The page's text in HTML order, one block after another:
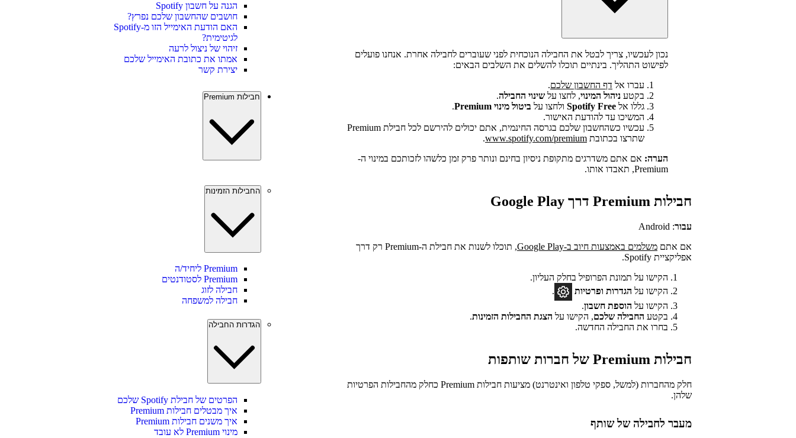
נכון לעכשיו, צריך לבטל את החבילה הנוכחית לפני שעוברים לחבילה אחרת. אנחנו פועלים
לפישוט התהליך. בינתיים תוכלו להשלים את השלבים הבאים:
עברו אל דף החשבון שלכם.
בקטע ניהול המינוי, לחצו על שינוי החבילה.
גללו אל Spotify Free ולחצו על ביטול מינוי Premium
.
המשיכו עד להודעת האישור.
עכשיו כשהחשבון שלכם בגרסה החינמית, אתם יכולים להירשם לכל חבילת Premium
שתרצו בכתובת www.spotify.com/premium
.
הערה: אם אתם משדרגים מתקופת ניסיון בחינם ונותר פרק זמן כלשהו לזכותכם במינוי ה-
Premium, תאבדו אותו.
חבילות Premium דרך Google Play
עבור: Android
אם אתם משלמים באמצעות חיוב ב-Google Play
, תוכלו לשנות את חבילת ה-Premium רק דרך
אפליקציית Spotify.
הקישו על תמונת הפרופיל בחלק העליון.
הקישו על הגדרות ופרטיות
.
הקישו על הוספת חשבון.
בקטע החבילה שלכם, הקישו על הצגת החבילות הזמינות.
בחרו את החבילה החדשה.
חבילות Premium של חברות שותפות
חלק מהחברות (למשל, ספקי טלפון ואינטרנט) מציעות חבילות Premium כחלק מהחבילות הפרטיות
שלהן.
מעבר לחבילה של שותף
הגנה על חשבון Spotify
חושבים שהחשבון שלכם נפרץ?
האם הודעת האימייל הזו מ-Spotify
לגיטימית?
זיהוי של ניצול לרעה
אמתו את כתובת האימייל שלכם
יצירת קשר
חבילות Premium‏
החבילות הזמינות
Premium ליחיד/ה
Premium לסטודנטים
חבילה לזוג
חבילה למשפחה
הגדרות החבילה
הפרטים של חבילת Spotify שלכם
איך מבטלים חבילות Premium
איך משנים חבילות Premium
מינוי Premium לא עובד